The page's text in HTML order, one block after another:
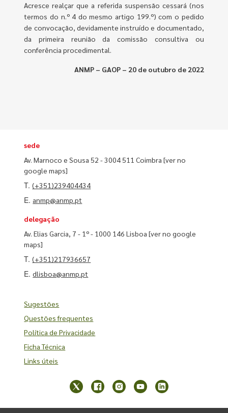
Acresce realçar que a referida suspensão cessará (nos
termos do n.º 4 do mesmo artigo 199.º) com o pedido
de convocação, devidamente instruído e documentado,
da primeira reunião da comissão consultiva ou
conferência procedimental.
ANMP – GAOP – 20 de outubro de 2022
sede
Av. Marnoco e Sousa 52 - 3004 511 Coimbra[ver no
google maps]
T.(+351)239404434
E. anmp@anmp.pt
delegação
Av. Elias Garcia, 7 - 1º - 1000 146 Lisboa[ver no google
maps]
T.(+351)217936657
E.dlisboa@anmp.pt
Sugestões
Questões frequentes
Política de Privacidade
Ficha Técnica
Links úteis